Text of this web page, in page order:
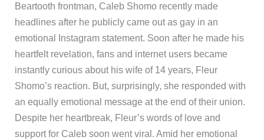
Beartooth frontman, Caleb Shomo recently made
headlines after he publicly came out as gay in an
emotional Instagram statement. Soon after he made his
heartfelt revelation, fans and internet users became
instantly curious about his wife of 14 years, Fleur
Shomo’s reaction. But, surprisingly, she responded with
an equally emotional message at the end of their union.
Despite her heartbreak, Fleur’s words of love and
support for Caleb soon went viral. Amid her emotional